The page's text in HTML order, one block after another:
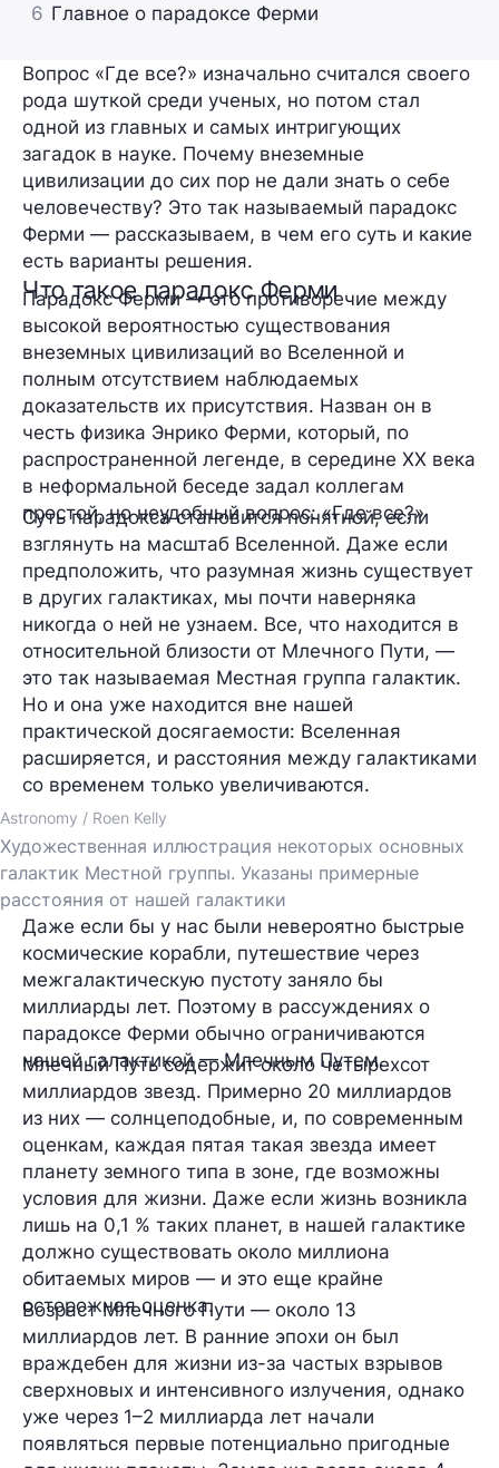
6 Главное о парадоксе Ферми
Вопрос «Где все?» изначально считался своего
рода шуткой среди ученых, но потом стал
одной из главных и самых интригующих
загадок в науке. Почему внеземные
цивилизации до сих пор не дали знать о себе
человечеству? Это так называемый парадокс
Ферми — рассказываем, в чем его суть и какие
есть варианты решения.
Что такое парадокс Ферми
Парадокс Ферми — это противоречие между
высокой вероятностью существования
внеземных цивилизаций во Вселенной и
полным отсутствием наблюдаемых
доказательств их присутствия. Назван он в
честь физика Энрико Ферми, который, по
распространенной легенде, в середине XX века
в неформальной беседе задал коллегам
простой, но неудобный вопрос: «Где все?»
Суть парадокса становится понятной, если
взглянуть на масштаб Вселенной. Даже если
предположить, что разумная жизнь существует
в других галактиках, мы почти наверняка
никогда о ней не узнаем. Все, что находится в
относительной близости от Млечного Пути, —
это так называемая Местная группа галактик.
Но и она уже находится вне нашей
практической досягаемости: Вселенная
расширяется, и расстояния между галактиками
со временем только увеличиваются.
Astronomy / Roen Kelly
Художественная иллюстрация некоторых основных
галактик Местной группы. Указаны примерные
расстояния от нашей галактики
Даже если бы у нас были невероятно быстрые
космические корабли, путешествие через
межгалактическую пустоту заняло бы
миллиарды лет. Поэтому в рассуждениях о
парадоксе Ферми обычно ограничиваются
нашей галактикой — Млечным Путем.
Млечный Путь содержит около четырехсот
миллиардов звезд. Примерно 20 миллиардов
из них — солнцеподобные, и, по современным
оценкам, каждая пятая такая звезда имеет
планету земного типа в зоне, где возможны
условия для жизни. Даже если жизнь возникла
лишь на 0,1 % таких планет, в нашей галактике
должно существовать около миллиона
обитаемых миров — и это еще крайне
осторожная оценка.
Возраст Млечного Пути — около 13
миллиардов лет. В ранние эпохи он был
враждебен для жизни из-за частых взрывов
сверхновых и интенсивного излучения, однако
уже через 1–2 миллиарда лет начали
появляться первые потенциально пригодные